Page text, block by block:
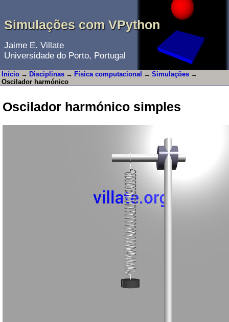
Simulações com VPython
Jaime E. Villate
Universidade do Porto, Portugal
Início → Disciplinas → Física computacional → Simulações →
Oscilador harmónico
Oscilador harmónico simples